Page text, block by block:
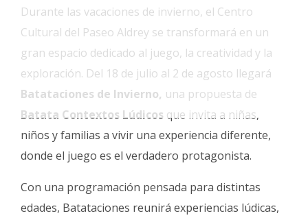
Cartelera
de
Familia
Clasificados
Durante las vacaciones de invierno, el Centro
Cultural del Paseo Aldrey se transformará en un
gran espacio dedicado al juego, la creatividad y la
exploración. Del 18 de julio al 2 de agosto llegará
Batataciones de Invierno, una propuesta de
Batata Contextos Lúdicos que invita a niñas,
niños y familias a vivir una experiencia diferente,
donde el juego es el verdadero protagonista.
Con una programación pensada para distintas
edades, Batataciones reunirá experiencias lúdicas,